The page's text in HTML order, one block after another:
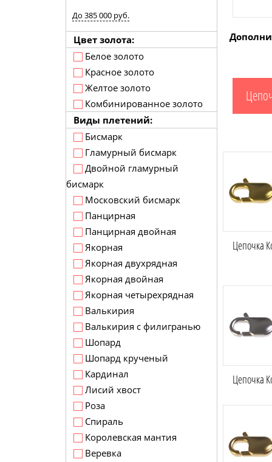
До 385 000 руб.
Цвет золота:
Белое золото
Красное золото
Желтое золото
Комбинированное золото
Виды плетений:
Бисмарк
Гламурный бисмарк
Двойной гламурный
бисмарк
Московский бисмарк
Панцирная
Панцирная двойная
Якорная
Якорная двухрядная
Якорная двойная
Якорная четырехрядная
Валькирия
Валькирия с филигранью
Шопард
Шопард крученый
Кардинал
Лисий хвост
Роза
Спираль
Королевская мантия
Веревка
Цепочка
Цепочка